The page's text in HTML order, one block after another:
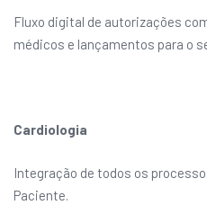
Fluxo digital de autorizações
médicos e lançamentos para o
Cardiologia
Integração de todos os
Paciente.